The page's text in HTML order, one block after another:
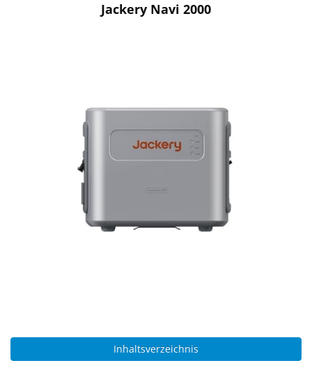
Jackery Navi 2000
Inhaltsverzeichnis